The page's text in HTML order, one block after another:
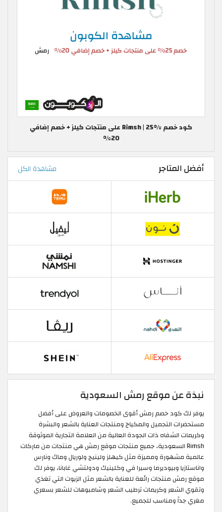
كود خصم Rimsh | 25% على منتجات كيلز + خصم إضافي
20%
أفضل المتاجر مشاهدة الكل
نبذة عن موقع رمش السعودية
يوفر لك كود خصم رمش أقوى الخصومات والعروض على أفضل
مستحضرات التجميل والمكياج ومنتجات العناية بالشعر والبشرة
وكريمات الشفاه ذات الجودة العالية من العلامة التجارية الموثوقة
Rimsh السعودية، جميع منتجات موقع رمش هي منتجات من ماركات
عالمية مشهورة ومميزة مثل كيهلز ولينيج ولوريال وماك ونارس
واناستازيا وبيوديرما وسيرا في وكلينيك ودولتشي غابانا، يوفر لك
موقع رمش منتجات رائعة للعناية بالشعر مثل الزيوت التي تغذي
وتقوي الشعر وكريمات ترطيب الشعر وشامبوهات للشعر بسعري
مغري جداً ومناسب للجميع.